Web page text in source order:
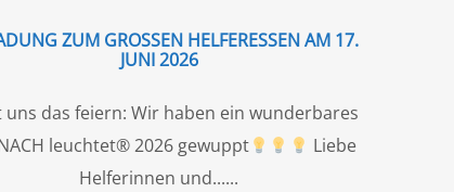
ZUM GROSSEN HELFERESSEN AM 17. J
UNI 2026
uns das feiern: Wir haben ein wunderbares
leuchtet® 2026 gewuppt
Liebe
Helferinnen und...